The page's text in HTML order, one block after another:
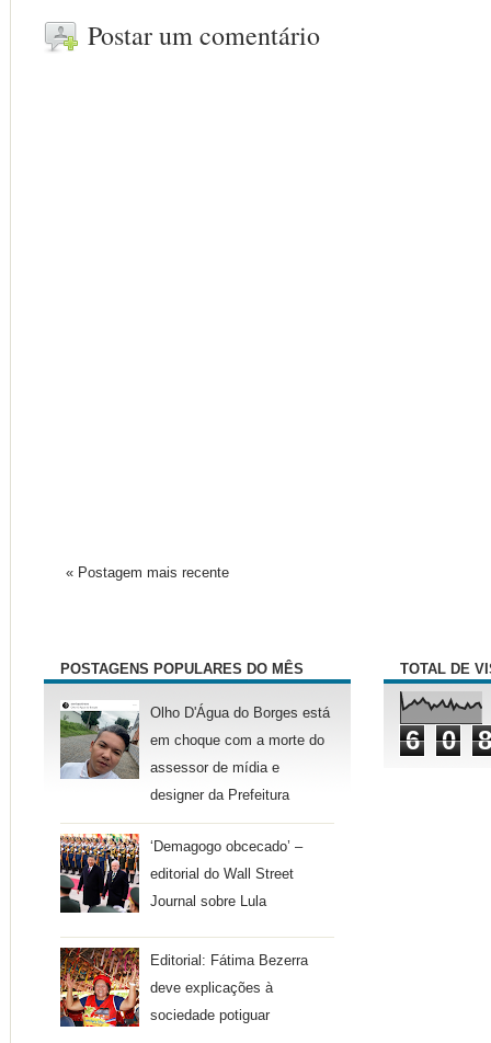
Postar um comentário
« Postagem mais recente
POSTAGENS POPULARES DO MÊS
Olho D'Água do Borges está
em choque com a morte do
assessor de mídia e
designer da Prefeitura
‘Demagogo obcecado’ –
editorial do Wall Street
Journal sobre Lula
Editorial: Fátima Bezerra
deve explicações à
sociedade potiguar
TOTAL DE
6 0 8